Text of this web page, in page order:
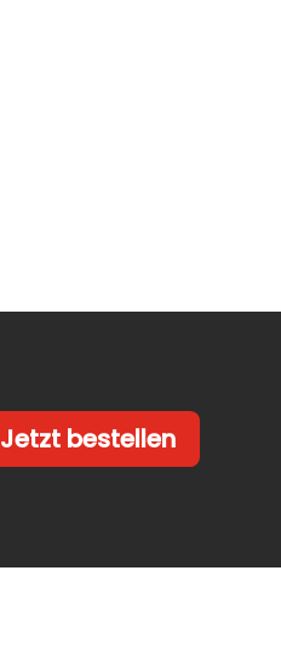
Jetzt bestellen